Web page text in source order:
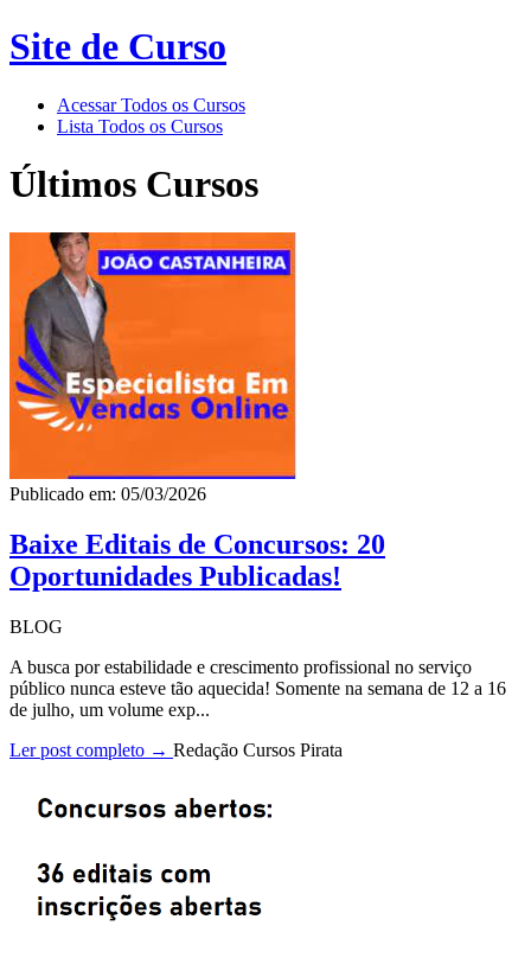
Site de Curso
Acessar Todos os Cursos
Lista Todos os Cursos
Últimos Cursos
Publicado em: 05/03/2026
Baixe Editais de Concursos: 20
Oportunidades Publicadas!
BLOG
A busca por estabilidade e crescimento profissional no serviço
público nunca esteve tão aquecida! Somente na semana de 12 a 16
de julho, um volume exp...
Ler post completo → Redação Cursos Pirata